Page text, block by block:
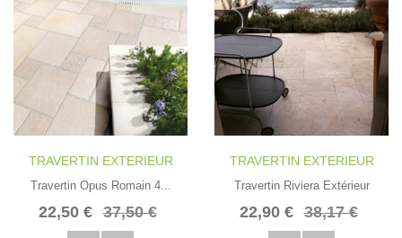
TRAVERTIN EXTERIEUR
Travertin Opus Romain 4...
22,50 € 37,50 €
TRAVERTIN EXTERIEUR
Travertin Riviera Extérieur
22,90 € 38,17 €